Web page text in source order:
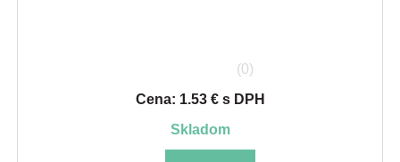
(0)
Cena: 1.53 € s DPH
skladom